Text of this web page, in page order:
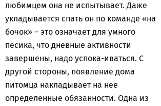
любимцем она не испытывает. Даже
укладывается спать он по команде «на
бочок» – это означает для умного
песика, что дневные активности
завершены, надо успока-иваться. С
другой стороны, появление дома
питомца накладывает на нее
определенные обязанности. Одна из